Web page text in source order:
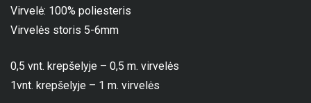
Virvelė: 100% poliesteris
Virvelės storis 5-6mm
0,5 vnt. krepšelyje – 0,5 m. virvelės
1vnt. krepšelyje – 1 m. virvelės